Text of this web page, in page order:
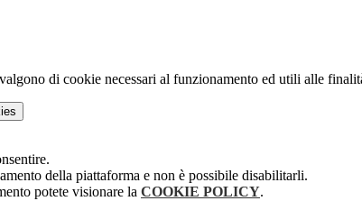
di cookie necessari al funzionamento ed utili alle
della piattaforma e non è possibile disabilitarli.
potete visionare la COOKIE POLICY.